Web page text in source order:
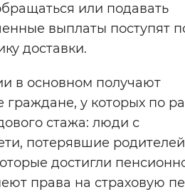
Остановить
стандартные настройки
или подавать
выплаты поступят
доставки.
в основном получают
граждане, у которых по
стажа: люди с
потерявшие
достигли
права на страховую